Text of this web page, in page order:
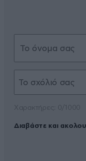
Διαβάστε και